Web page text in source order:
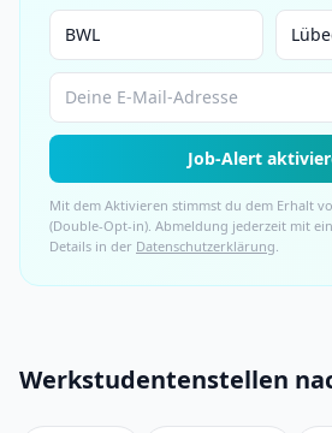
Job-Alert
Mit dem Aktivieren stimmst du dem Erhalt
(Double-Opt-in). Abmeldung jederzeit mit
Details in der Datenschutzerklärung.
Werkstudentenstellen